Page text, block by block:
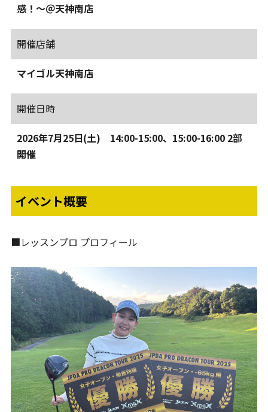
感！～＠天神南店
開催店舗
マイゴル天神南店
開催日時
2026年7月25日(土) 14:00-15:00、15:00-16:00 2部
開催
イベント概要
■レッスンプロ プロフィール